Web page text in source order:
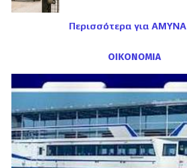
Περισσότερα για ΑΜΥΝΑ
ΟΙΚΟΝΟΜΙΑ